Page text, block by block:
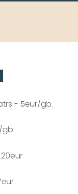
- 5eur/gb.
gb.